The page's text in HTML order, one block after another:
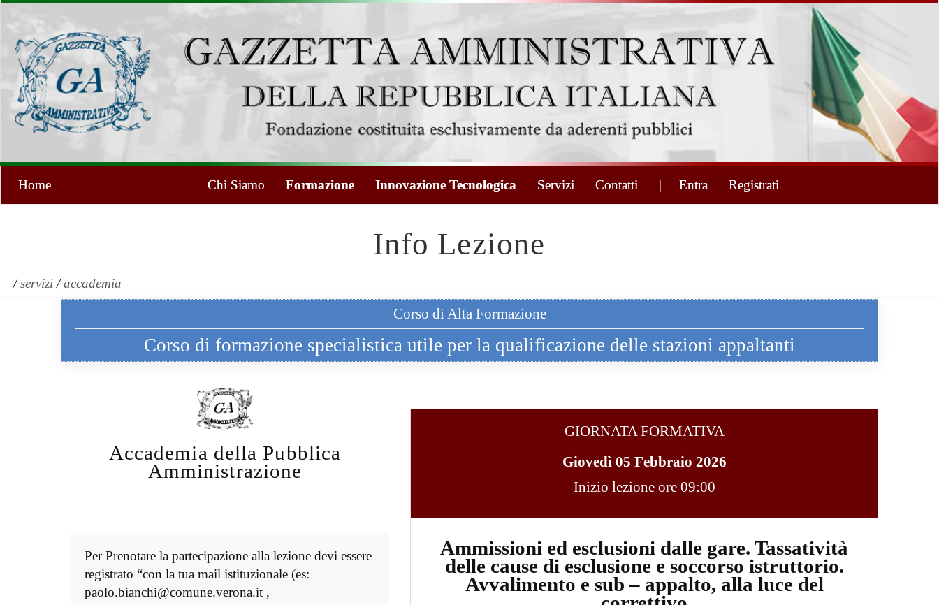
Home Chi Siamo Formazione Innovazione Tecnologica Servizi Contatti | Entra Registrati
Info Lezione
/servizi/accademia
Corso di Alta Formazione
Corso di formazione specialistica utile per la qualificazione delle stazioni appaltanti
Accademia della Pubblica
Amministrazione
Per Prenotare la partecipazione alla lezione devi essere
registrato “con la tua mail istituzionale (es:
paolo.bianchi@comune.verona.it ,
GIORNATA FORMATIVA
Giovedì 05 Febbraio 2026
Inizio lezione ore 09:00
Ammissioni ed esclusioni dalle gare. Tassatività
delle cause di esclusione e soccorso istruttorio.
Avvalimento e sub – appalto, alla luce del